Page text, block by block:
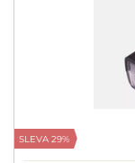
SLEVA 29%